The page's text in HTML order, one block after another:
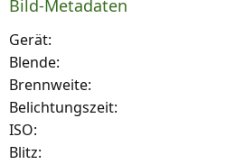
Bild-Metadaten
Gerät
Blende
Brennweite
Belichtungszeit
ISO
Blitz